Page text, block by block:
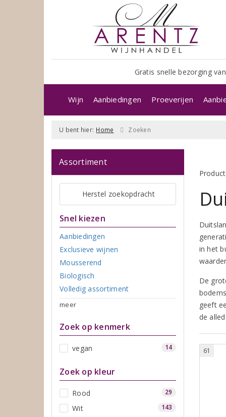
Gratis snelle bezorging
Wijn Aanbiedingen Proeverijen
U bent hier: Home Zoeken
Assortiment
Herstel zoekopdracht
Snel kiezen
Aanbiedingen
Exclusieve wijnen
Mousserend
Biologisch
Volledig assortiment
meer
Zoek op kenmerk
vegan 14
Zoek op kleur
Rood 29
Wit 143
in het
De
geeft
de
61